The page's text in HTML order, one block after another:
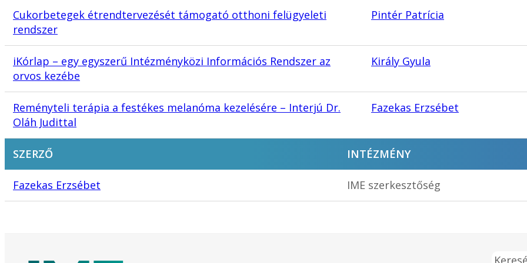
Cukorbetegek étrendtervezését támogató otthoni felügyeleti
rendszer
Pintér Patrícia
iKórlap – egy egyszerű Intézményközi Információs Rendszer az
orvos kezébe
Király Gyula
Reményteli terápia a festékes melanóma kezelésére – Interjú Dr.
Oláh Judittal
Fazekas Erzsébet
SZERZŐ INTÉZMÉNY
Fazekas Erzsébet IME szerkesztőség
Keresés